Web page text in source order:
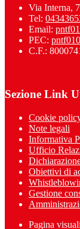
Via Interna,
Tel:
Email:
PEC:
C.F.:
Sezione Link
Cookie
Note legali
Informativa
Ufficio
Obiettivi di
Gestione
Pagina